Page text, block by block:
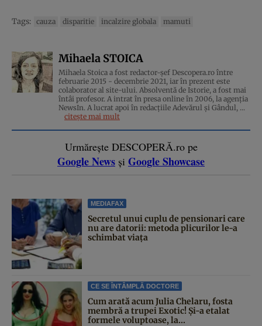
Tags: cauza disparitie incalzire globala mamuti
Mihaela STOICA
Mihaela Stoica a fost redactor-șef Descopera.ro între
februarie 2015 - decembrie 2021, iar în prezent este
colaborator al site-ului. Absolventă de Istorie, a fost mai
întâi profesor. A intrat în presa online în 2006, la agenţia
NewsIn. A lucrat apoi în redacţiile Adevărul şi Gândul, ...
citește mai mult
Urmărește DESCOPERĂ.ro pe
Google News și Google Showcase
MEDIAFAX
Secretul unui cuplu de pensionari care
nu are datorii: metoda plicurilor le-a
schimbat viața
CE SE ÎNTÂMPLĂ DOCTORE
Cum arată acum Julia Chelaru, fosta
membră a trupei Exotic! Și-a etalat
formele voluptoase, la...